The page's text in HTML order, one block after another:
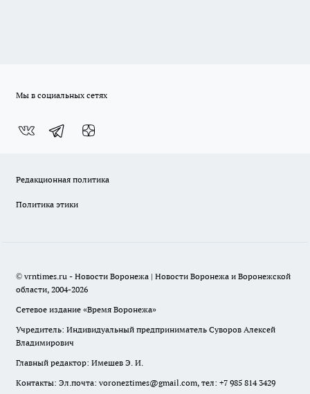
Мы в социальных сетях
Редакционная политика
Политика этики
© vrntimes.ru - Новости Воронежа | Новости Воронежа и Воронежской
области, 2004-2026
Сетевое издание «Время Воронежа»
Учредитель: Индивидуальный предприниматель Суворов Алексей
Владимирович
Главный редактор: Имешев Э. И.
Контакты: Эл.почта: voroneztimes@gmail.com, тел: +7 985 814 3429